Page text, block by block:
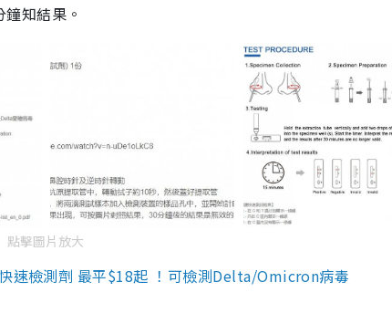
知結果。
點擊圖片放大
速檢測劑 最平$18起 ！可檢測Delta/Omicron病毒